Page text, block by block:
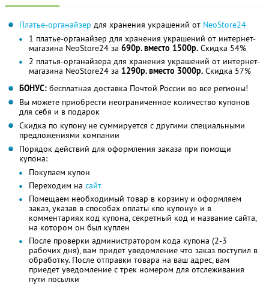
Платье-органайзер для хранения украшений от NeoStore24
1 платье-органайзер для хранения украшений от интернет-
магазина NeoStore24 за 690р. вместо 1500р. Скидка 54%
2 платья-органайзера для хранения украшений от интернет-
магазина NeoStore24 за 1290р. вместо 3000р. Скидка 57%
БОНУС: бесплатная доставка Почтой России во все регионы!
Вы можете приобрести неограниченное количество купонов
для себя и в подарок
Скидка по купону не суммируется с другими специальными
предложениями компании
Порядок действий для оформления заказа при помощи
купона:
Покупаем купон
Переходим на сайт
Помещаем необходимый товар в корзину и оформляем
заказ, указав в способах оплаты «по купону» и в
комментариях код купона, секретный код и название сайта,
на котором он был куплен
После проверки администратором кода купона (2-3
рабочих дня), вам придет уведомление что заказ поступил в
обработку. После отправки товара на ваш адрес, вам
приедет уведомление с трек номером для отслеживания
пути посылки